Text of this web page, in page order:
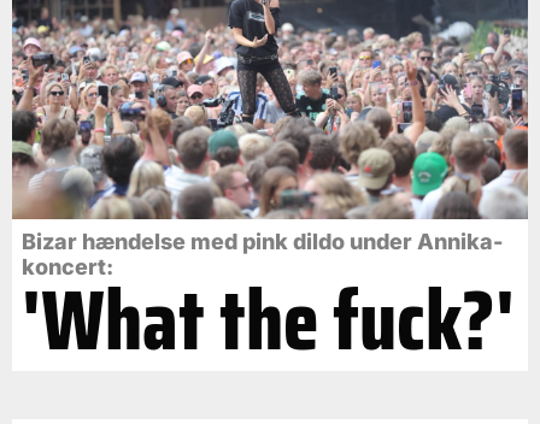
Bizar hændelse med pink dildo under Annika-
koncert:
'What the fuck?'